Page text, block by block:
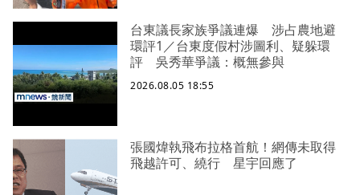
台東議長家族爭議連爆 涉占農地避
環評1／台東度假村涉圖利、疑躲環
評 吳秀華爭議：概無參與
2026.08.05 18:55
張國煒執飛布拉格首航！網傳未取得
飛越許可、繞行 星宇回應了